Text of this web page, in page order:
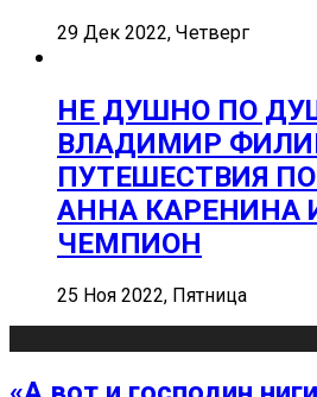
29 Дек 2022, Четверг
НЕ ДУШНО ПО
ВЛАДИМИР
ПУТЕШЕСТВИЯ
АННА КАРЕНИНА
ЧЕМПИОН
25 Ноя 2022, Пятница